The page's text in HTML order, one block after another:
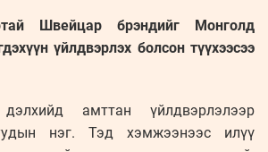
Швейцар брэндийг Монголд
үйлдвэрлэх болсон түүхээсээ
амттан үйлдвэрлэлээр
нэг. Тэд хэмжээнээс илүү